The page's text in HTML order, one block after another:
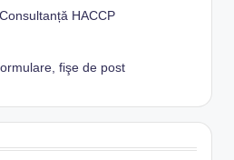
Consultanță HACCP
fişe de post